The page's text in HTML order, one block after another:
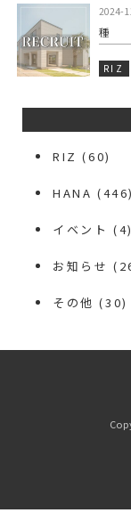
2024-
種
RIZ
RIZ (60)
HANA (446)
イベント (4)
お知らせ
その他 (30)